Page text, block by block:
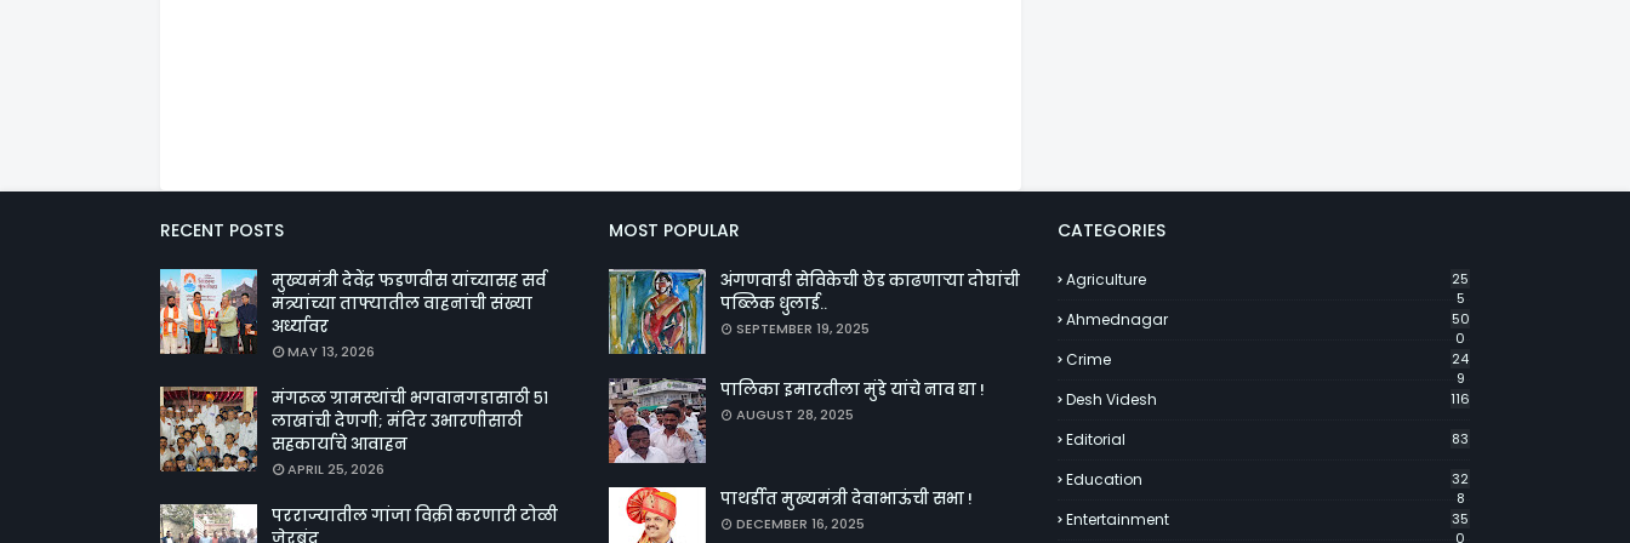
RECENT POSTS
मुख्यमंत्री देवेंद्र फडणवीस यांच्यासह सर्व
मंत्र्यांच्या ताफ्यातील वाहनांची संख्या
अर्ध्यावर
MAY 13, 2026
मंगरूळ ग्रामस्थांची भगवानगडासाठी ५१
लाखांची देणगी; मंदिर उभारणीसाठी
सहकार्याचे आवाहन
APRIL 25, 2026
परराज्यातील गांजा विक्री करणारी टोळी
MOST POPULAR
अंगणवाडी सेविकेची छेड काढणाऱ्या दोघांची
पब्लिक धुलाई..
SEPTEMBER 19, 2025
पालिका इमारतीला मुंडे यांचे नाव द्या !
AUGUST 28, 2025
पाथर्डीत मुख्यमंत्री देवाभाऊंची सभा !
DECEMBER 16, 2025
CATEGORIES
Agriculture
25
5
Ahmednagar
50
0
Crime
24
9
Desh Videsh 116
Editorial 83
Education
32
8
Entertainment
35
0